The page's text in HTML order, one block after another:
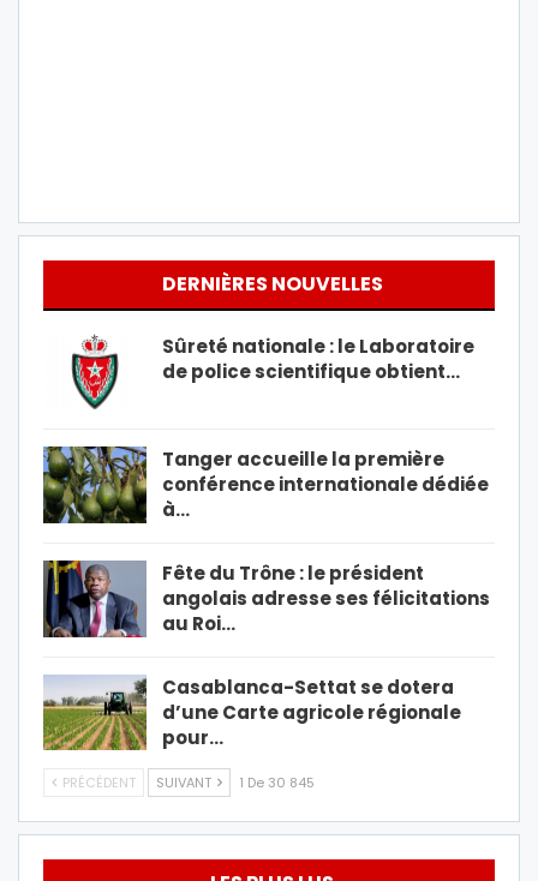
DERNIÈRES NOUVELLES
Sûreté nationale : le Laboratoire
de police scientifique obtient…
Tanger accueille la première
conférence internationale dédiée
à…
Fête du Trône : le président
angolais adresse ses félicitations
au Roi…
Casablanca-Settat se dotera
d’une Carte agricole régionale
pour…
PRÉCÉDENT SUIVANT 1 De 30 845